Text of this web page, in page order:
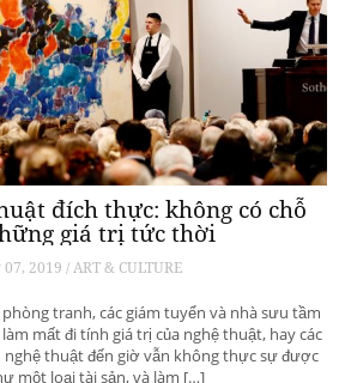
đích thực: không có chỗ
giá trị tức thời
2019 / ART & CULTURE
tranh, các giám tuyển và nhà sưu tầm
mất đi tính giá trị của nghệ thuật, hay các
thuật đến giờ vẫn không thực sự được
một loại tài sản, và làm […]